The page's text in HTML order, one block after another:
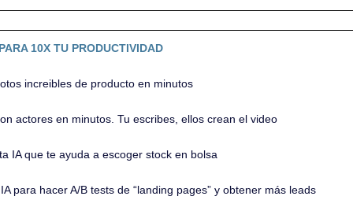
10X TU PRODUCTIVIDAD
increibles de producto en minutos
actores en minutos. Tu escribes, ellos crean el video
IA que te ayuda a escoger stock en bolsa
para hacer A/B tests de “landing pages” y obtener más leads